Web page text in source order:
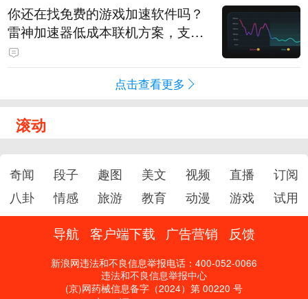
你还在找免费的游戏加速软件吗？
雷神加速器低成本联机方案，支持
免费试用
点击查看更多
滚动
奇闻 段子 趣图 美文 视频 直播
订阅
八卦
情感 旅游 教育 动漫 游戏 试用
导航 客户端下载 广告营销 反馈
新浪网违法和不良信息举报电话：400-052-0066
违法和不良信息举报中心
(京)网药械信息备字（2024）第 00220 号